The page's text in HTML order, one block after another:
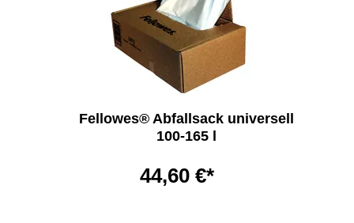
Fellowes® Abfallsack universell
100-165 l
44,60 €*